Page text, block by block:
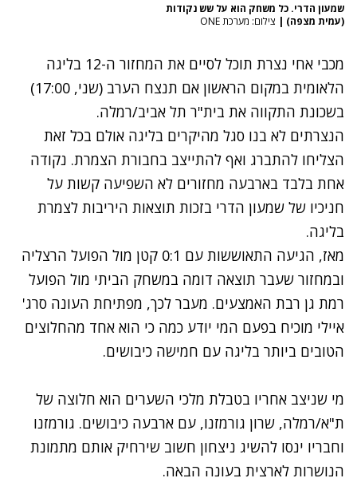
שמעון הדרי. כל משחק הוא על שש נקודות
(עמית מצפה) | צילום: מערכת ONE
מכבי אחי נצרת תוכל לסיים את המחזור ה-12 בליגה
הלאומית במקום הראשון אם תנצח הערב (שני, 17:00)
בשכונת התקווה את בית"ר תל אביב/רמלה.
הנצרתים לא בנו סגל מהיקרים בליגה אולם בכל זאת
הצליחו להתברג ואף להתייצב בחבורת הצמרת. נקודה
אחת בלבד בארבעה מחזורים לא השפיעה קשות על
חניכיו של שמעון הדרי בזכות תוצאות היריבות לצמרת
בליגה.
מאז, הגיעה התאוששות עם 0:1 קטן מול הפועל הרצליה
ובמחזור שעבר תוצאה דומה במשחק הביתי מול הפועל
רמת גן רבת האמצעים. מעבר לכך, מפתיחת העונה סרג'
איילי מוכיח בפעם המי יודע כמה כי הוא אחד מהחלוצים
הטובים ביותר בליגה עם חמישה כיבושים.
מי שניצב אחריו בטבלת מלכי השערים הוא חלוצה של
ת"א/רמלה, שרון גורמזנו, עם ארבעה כיבושים. גורמזנו
וחבריו ינסו להשיג ניצחון חשוב שירחיק אותם מתמונת
הנושרות לארצית בעונה הבאה.